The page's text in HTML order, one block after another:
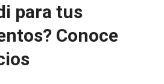
para tus
Conoce